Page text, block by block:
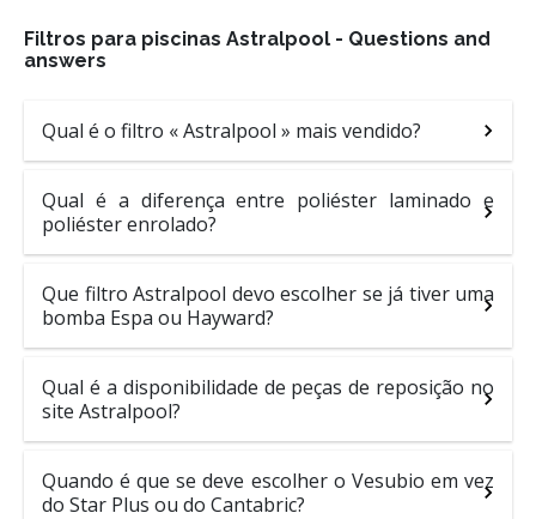
Filtros para piscinas Astralpool - Questions and
answers
Qual é o filtro « Astralpool » mais vendido?
Qual é a diferença entre poliéster laminado e
poliéster enrolado?
Que filtro Astralpool devo escolher se já tiver uma
bomba Espa ou Hayward?
Qual é a disponibilidade de peças de reposição no
site Astralpool?
Quando é que se deve escolher o Vesubio em vez
do Star Plus ou do Cantabric?